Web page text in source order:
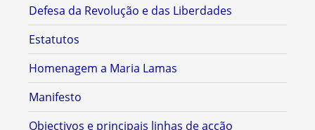
Defesa da Revolução e das Liberdades
Estatutos
Homenagem a Maria Lamas
Manifesto
Objectivos e principais linhas de acção